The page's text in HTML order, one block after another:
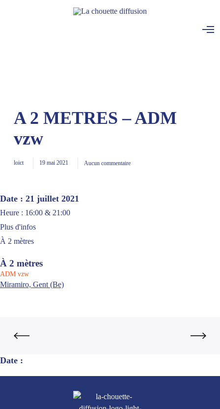
O
A 2 METRES – ADM
vzw
loict 19 mai 2021 Aucun commentaire
Date : 21 juillet 2021
Heure : 16:00 & 21:00
Plus d'infos
À 2 mètres
À 2 mètres
ADM vzw
Miramiro, Gent (Be)
Date :